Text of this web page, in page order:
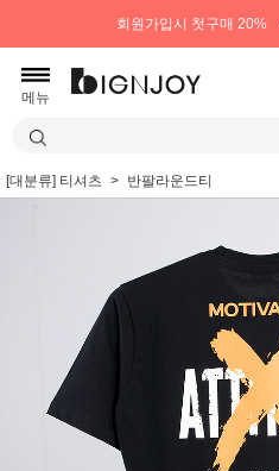
회원가입시 첫구매 20%
메뉴
[대분류] 티셔츠 반팔라운드티